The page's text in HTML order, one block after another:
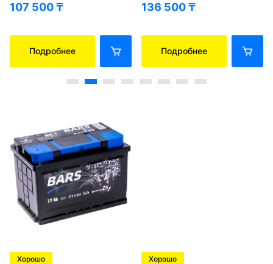
107 500₸
Подробнее
136 500₸
Подробнее
Хорошо Хорошо